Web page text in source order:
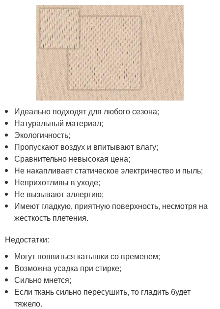
Идеально подходят для любого сезона;
Натуральный материал;
Экологичность;
Пропускают воздух и впитывают влагу;
Сравнительно невысокая цена;
Не накапливает статическое электричество и пыль;
Неприхотливы в уходе;
Не вызывают аллергию;
Имеют гладкую, приятную поверхность, несмотря на
жесткость плетения.
Недостатки:
Могут появиться катышки со временем;
Возможна усадка при стирке;
Сильно мнется;
Если ткань сильно пересушить, то гладить будет
тяжело.